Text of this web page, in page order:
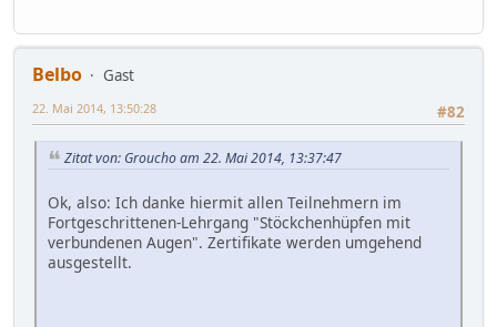
Belbo
Gast
#82
22. Mai 2014, 13:50:28
Zitat von: Groucho am 22. Mai 2014, 13:37:47
Ok, also: Ich danke hiermit allen Teilnehmern im
Fortgeschrittenen-Lehrgang "Stöckchenhüpfen mit
verbundenen Augen". Zertifikate werden umgehend
ausgestellt.